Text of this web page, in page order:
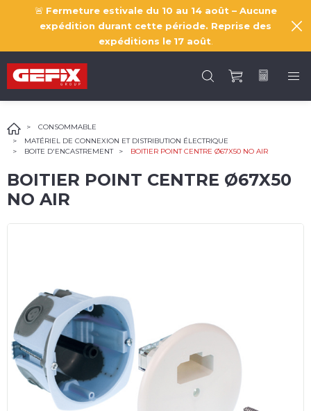
🚨 Fermeture estivale du 10 au 14 août – Aucune
expédition durant cette période. Reprise des
expéditions le 17 août
CONSOMMABLE
MATÉRIEL DE CONNEXION ET DISTRIBUTION ÉLECTRIQUE
BOITE D'ENCASTREMENT
BOITIER POINT CENTRE Ø67X50 NO AIR
BOITIER POINT CENTRE Ø67X50
NO AIR